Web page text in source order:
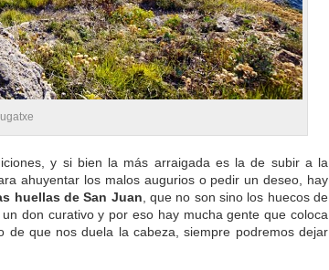
y si bien la más arraigada es la de subir a la
ahuyentar los malos augurios o pedir un deseo, hay
huellas de San Juan , que no son sino los huecos de
don curativo y por eso hay mucha gente que coloca
de que nos duela la cabeza, siempre podremos dejar